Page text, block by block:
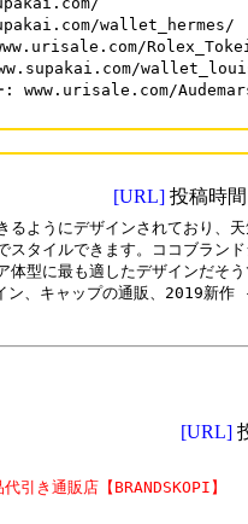
wallet_hermes/
www.urisale.com/
www.supakai.com/
ー: www.urisale.com/
[URL] 投稿時間
るようにデザインされており、天
スタイルできます。ココブランド
型に最も適したデザインだそう
ン、キャップの通販、2019新
[URL]
引き通販店【BRANDSKOPI】